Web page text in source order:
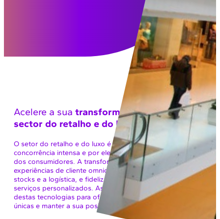
Acelere a sua transformação digitalno
sector do retalho e do luxo.
O setor do retalho e do luxo é caracterizado por uma
concorrência intensa e por elevadas expectativas por parte
dos consumidores. A transformação digital permite criar
experiências de cliente omnicanal, otimizar a gestão de
stocks e a logística, e fidelizar os clientes através de
serviços personalizados. As marcas devem tirar partido
destas tecnologias para oferecer experiências de compra
únicas e manter a sua posição no mercado.